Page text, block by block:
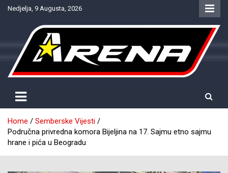
SkipNedjelja, 9 Augusta, 2026
NTV Arena
Home
Semberske Vijesti
Područna privredna komora Bijeljina na 17. Sajmu etno sajmu
hrane i pića u Beogradu